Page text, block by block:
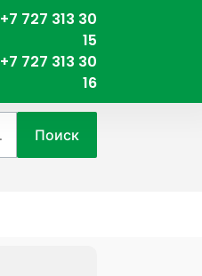
+7 727 313 30
15
+7 727 313 30
16
Поиск